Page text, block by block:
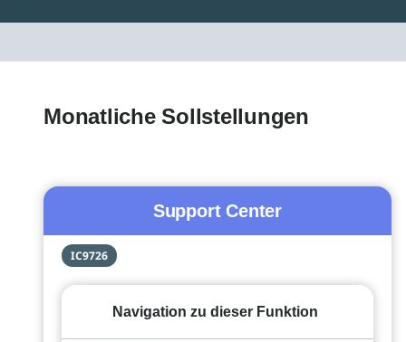
Monatliche Sollstellungen
Support Center
IC9726
Navigation zu dieser Funktion